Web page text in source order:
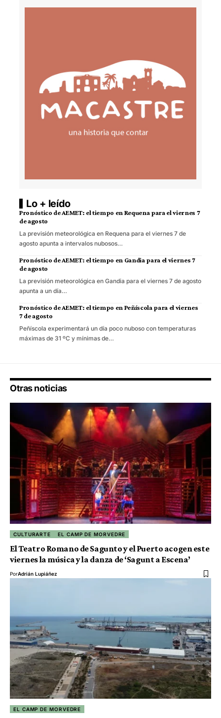
Lo + leído
Pronóstico de AEMET: el tiempo en Requena para el viernes 7
de agosto
La previsión meteorológica en Requena para el viernes 7 de
agosto apunta a intervalos nubosos…
Pronóstico de AEMET: el tiempo en Gandia para el viernes 7
de agosto
La previsión meteorológica en Gandia para el viernes 7 de agosto
apunta a un día…
Pronóstico de AEMET: el tiempo en Peñíscola para el viernes
7 de agosto
Peñíscola experimentará un día poco nuboso con temperaturas
máximas de 31 ºC y mínimas de…
Otras noticias
CULTURARTE EL CAMP DE MORVEDRE
El Teatro Romano de Sagunto y el Puerto acogen este
viernes la música y la danza de ‘Sagunt a Escena’
PorAdrián Lupiáñez
EL CAMP DE MORVEDRE